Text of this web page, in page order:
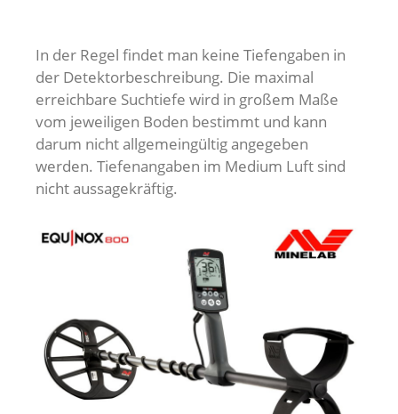
In der Regel findet man keine Tiefengaben in
der Detektorbeschreibung. Die maximal
erreichbare Suchtiefe wird in großem Maße
vom jeweiligen Boden bestimmt und kann
darum nicht allgemeingültig angegeben
werden. Tiefenangaben im Medium Luft sind
nicht aussagekräftig.